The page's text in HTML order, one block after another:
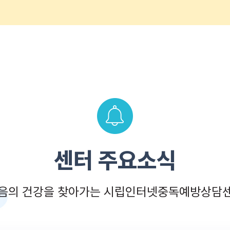
센터 주요소식
의 건강을 찾아가는 시립인터넷중독예방상담